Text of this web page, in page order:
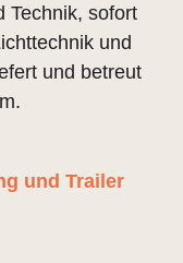
Technik, sofort
und
und betreut
und Trailer